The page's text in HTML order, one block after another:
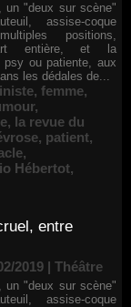
un "deux sur scène"
assise-coque
positions,
entière, et la
psy ou patiente, aux
les dédales de...
, femme,
,
, la revue du
, patient,
,
Hébertot,
entre
2019 | Théâtre
un "deux sur scène"
assise-coque